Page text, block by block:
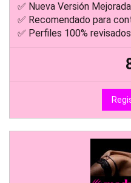
✅ Nueva Versión Mejorada
✅ Recomendado para
✅ Perfiles 100% revisados